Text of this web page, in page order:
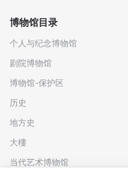
博物馆目录
个人与纪念博物馆
剧院博物馆
博物馆-保护区
历史
地方史
大樓
当代艺术博物馆